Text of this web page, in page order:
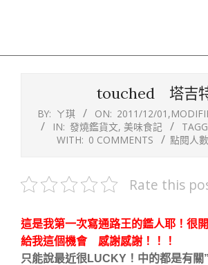
touched 塔吉
BY: ㄚ琪 ON: 2011/12/01
IN: 發燒鑑貨文, 美味食記
WITH: 0 COMMENTS 點閱人
Rate this
這是我第一次寫通路王的鑑人耶！很
給我這個機會 感謝感謝！！！
只能說最近很LUCKY！中的都是有關